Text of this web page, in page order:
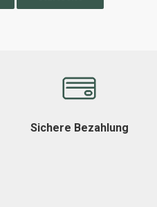
Sichere Bezahlung